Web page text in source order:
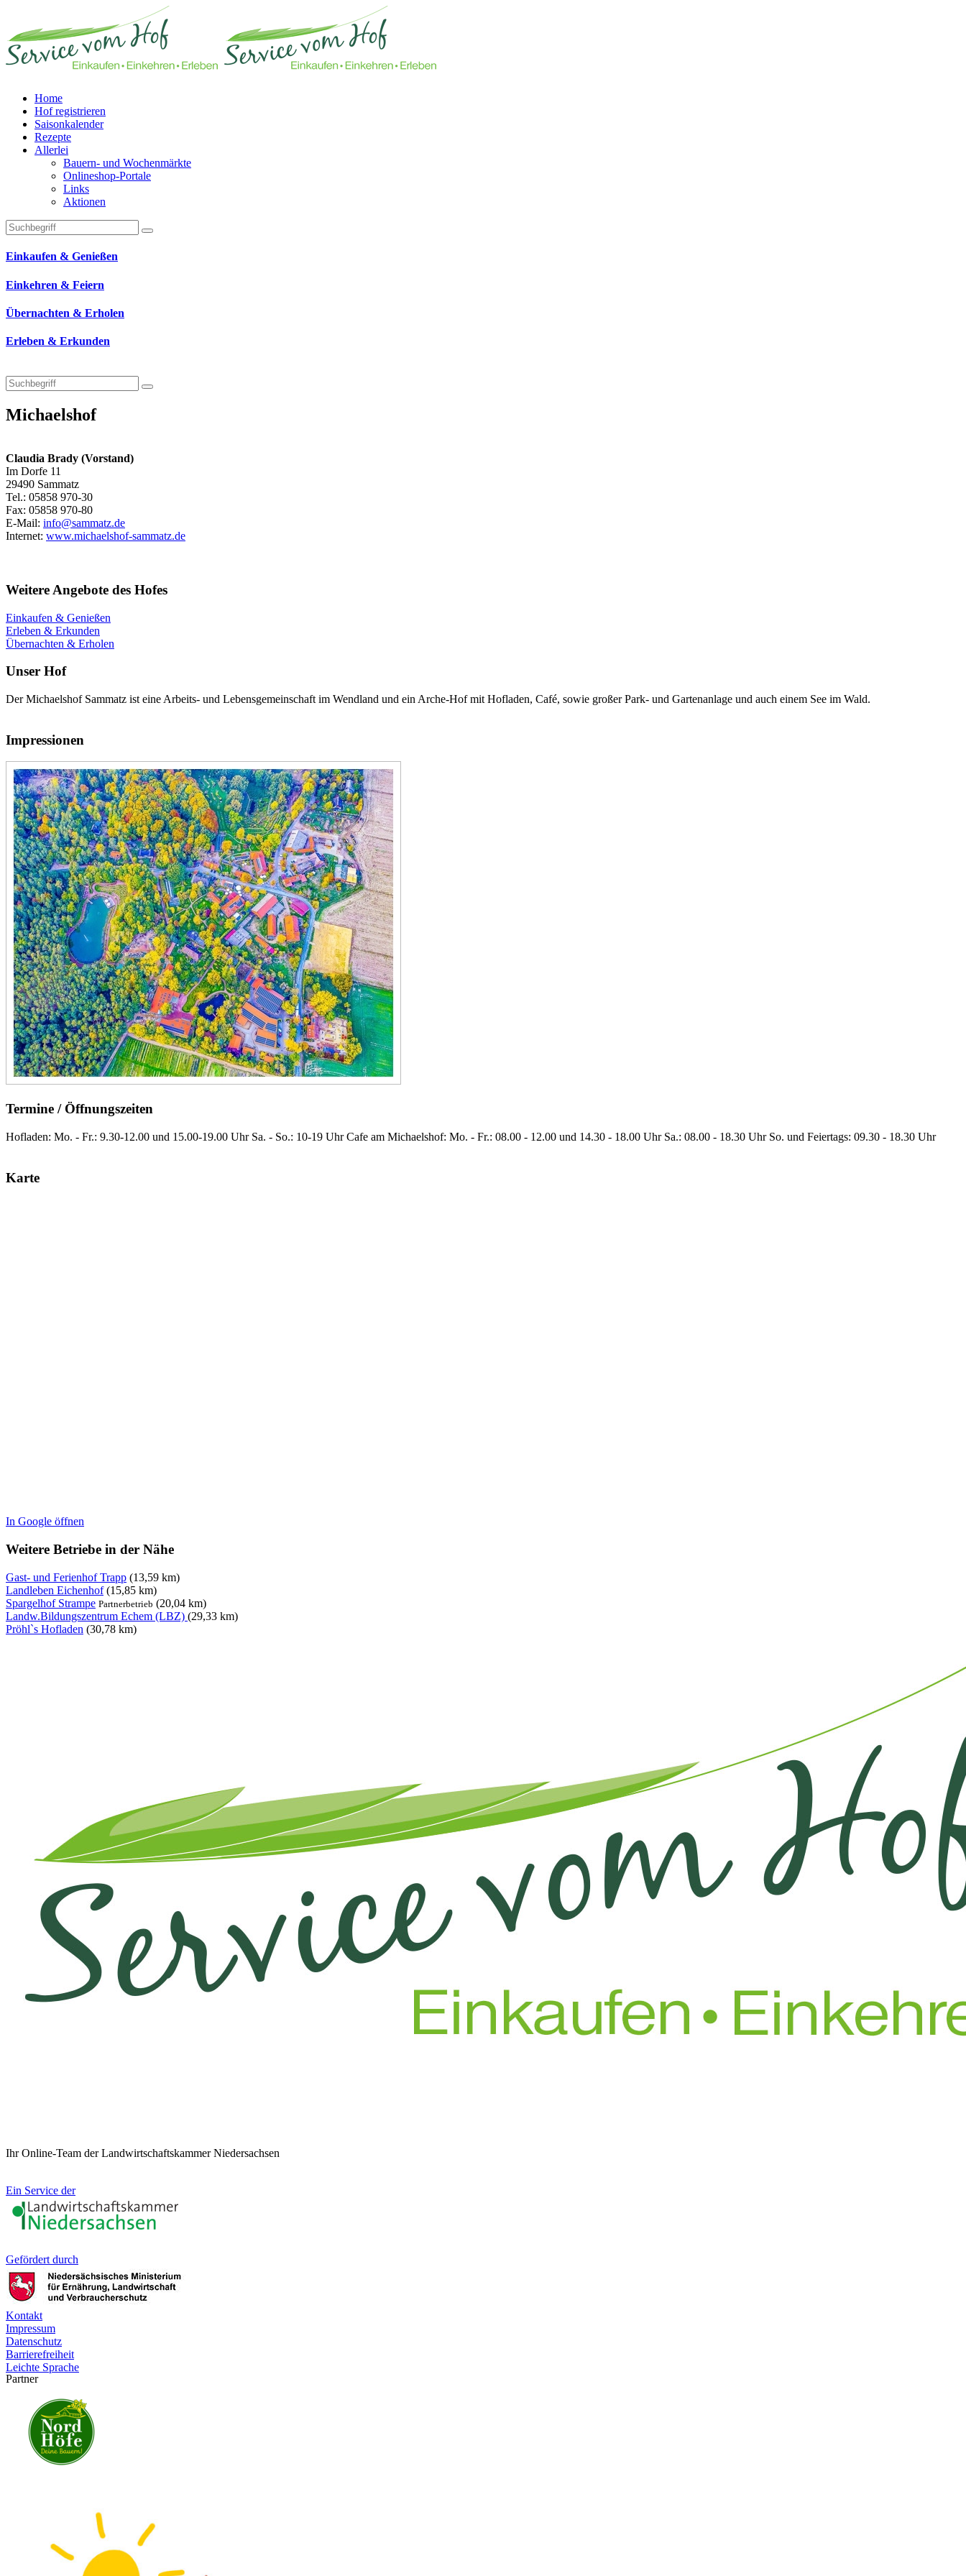
Home
Hof registrieren
Saisonkalender
Rezepte
Allerlei
Bauern- und Wochenmärkte
Onlineshop-Portale
Links
Aktionen
Technisches Feld: Suchfeld
Technisches Feld: Suchbutton
Suche absenden
Einkaufen & Genießen
Einkehren & Feiern
Übernachten & Erholen
Erleben & Erkunden
Michaelshof
Claudia Brady (Vorstand)
Im Dorfe 11
29490 Sammatz
Tel.: 05858 970-30
Fax: 05858 970-80
E-Mail: info@sammatz.de
Internet: www.michaelshof-sammatz.de
Weitere Angebote des Hofes
Einkaufen & Genießen
Erleben & Erkunden
Übernachten & Erholen
Unser Hof
Der Michaelshof Sammatz ist eine Arbeits- und Lebensgemeinschaft im Wendland und ein Arche-Hof mit Hofladen, Café, sowie großer Park- und Gartenanlage und auch einem See im Wald.
Impressionen
Termine / Öffnungszeiten
Hofladen: Mo. - Fr.: 9.30-12.00 und 15.00-19.00 Uhr Sa. - So.: 10-19 Uhr Cafe am Michaelshof: Mo. - Fr.: 08.00 - 12.00 und 14.30 - 18.00 Uhr Sa.: 08.00 - 18.30 Uhr So. und Feiertags: 09.30 - 18.30 Uhr
Karte
In Google öffnen
Weitere Betriebe in der Nähe
Gast- und Ferienhof Trapp (13,59 km)
Landleben Eichenhof(15,85 km)
Spargelhof Strampe Partnerbetrieb (20,04 km)
Landw.Bildungszentrum Echem (LBZ) (29,33 km)
Pröhl`s Hofladen (30,78 km)
Ihr Online-Team der Landwirtschaftskammer Niedersachsen
Ein Service der
Gefördert durch
Kontakt
Impressum
Datenschutz
Barrierefreiheit
Leichte Sprache
Partner